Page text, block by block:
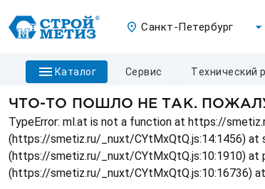
Санкт-Петербург
каталог сервис технический
ЧТО-ТО ПОШЛО НЕ ТАК.
TypeError: ml.at is not a function at https://
(https://smetiz.ru/_nuxt/CYtMxQtQ.js:14:1456) at
(https://smetiz.ru/_nuxt/CYtMxQtQ.js:10:1910)
(https://smetiz.ru/_nuxt/CYtMxQtQ.js:10:16736)